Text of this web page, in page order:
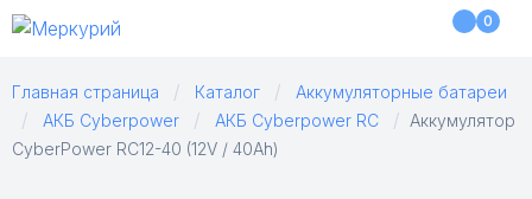
0
Главная страница Каталог
Аккумуляторные батареи
АКБ Cyberpower
АКБ Cyberpower RC
Аккумулятор
CyberPower RC12-40 (12V / 40Ah)